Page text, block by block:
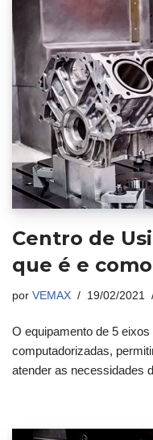
Centro de
que é e
por VEMAX 19/02/2021
O equipamento de 5
computadorizadas,
atender as necessidades